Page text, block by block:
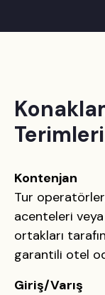
Terimleri
Kontenjan
Tur
acenteleri
ortakları
garantili otel
Giriş/Varış